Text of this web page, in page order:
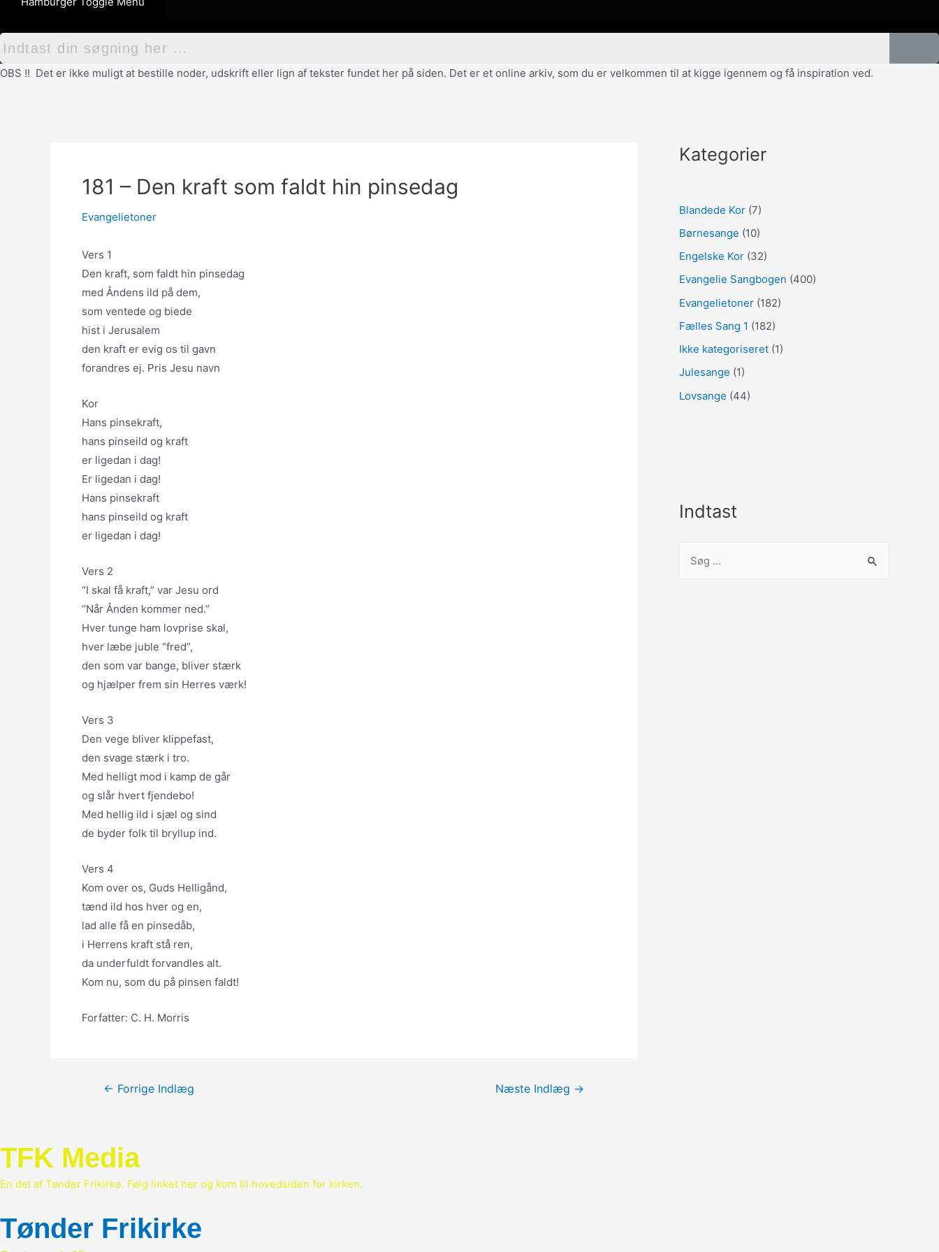
OBS !! Det er ikke muligt at bestille noder, udskrift eller lign af tekster fundet her på siden. Det er et online arkiv, som du er velkommen til at kigge igennem og få inspiration ved.
181 – Den kraft som faldt hin pinsedag
Evangelietoner
Vers 1
Den kraft, som faldt hin pinsedag
med Åndens ild på dem,
som ventede og biede
hist i Jerusalem
den kraft er evig os til gavn
forandres ej. Pris Jesu navn
Kor
Hans pinsekraft,
hans pinseild og kraft
er ligedan i dag!
Er ligedan i dag!
Hans pinsekraft
hans pinseild og kraft
er ligedan i dag!
Vers 2
“I skal få kraft,” var Jesu ord
“Når Ånden kommer ned.”
Hver tunge ham lovprise skal,
hver læbe juble “fred”,
den som var bange, bliver stærk
og hjælper frem sin Herres værk!
Vers 3
Den vege bliver klippefast,
den svage stærk i tro.
Med helligt mod i kamp de går
og slår hvert fjendebo!
Med hellig ild i sjæl og sind
de byder folk til bryllup ind.
Vers 4
Kom over os, Guds Helligånd,
tænd ild hos hver og en,
lad alle få en pinsedåb,
i Herrens kraft stå ren,
da underfuldt forvandles alt.
Kom nu, som du på pinsen faldt!
Forfatter: C. H. Morris
Indlægsnavigation
← Forrige Indlæg Næste Indlæg →
Kategorier
Blandede Kor (7)
Børnesange (10)
Engelske Kor (32)
Evangelie Sangbogen (400)
Evangelietoner (182)
Fælles Sang 1 (182)
Ikke kategoriseret (1)
Julesange (1)
Lovsange (44)
Indtast
TFK Media
En del af Tønder Frikirke. Følg linket her og kom til hovedsiden for kirken.
Tønder Frikirke